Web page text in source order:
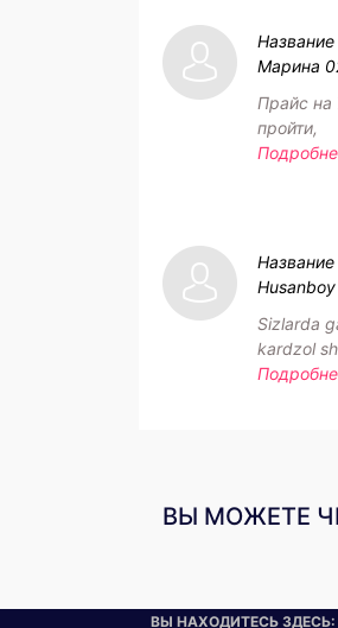
Марина
Прайс
пройти,
Husanboy
Sizlarda
kardzol
ВЫ МОЖЕТЕ
ВЫ НАХОДИТЕСЬ ЗДЕСЬ: